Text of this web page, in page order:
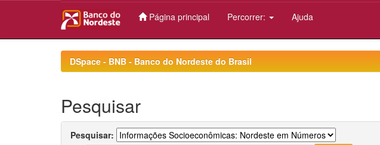
Página principal Percorrer: Ajuda
DSpace - BNB - Banco do Nordeste do Brasil
Pesquisar
Pesquisar: